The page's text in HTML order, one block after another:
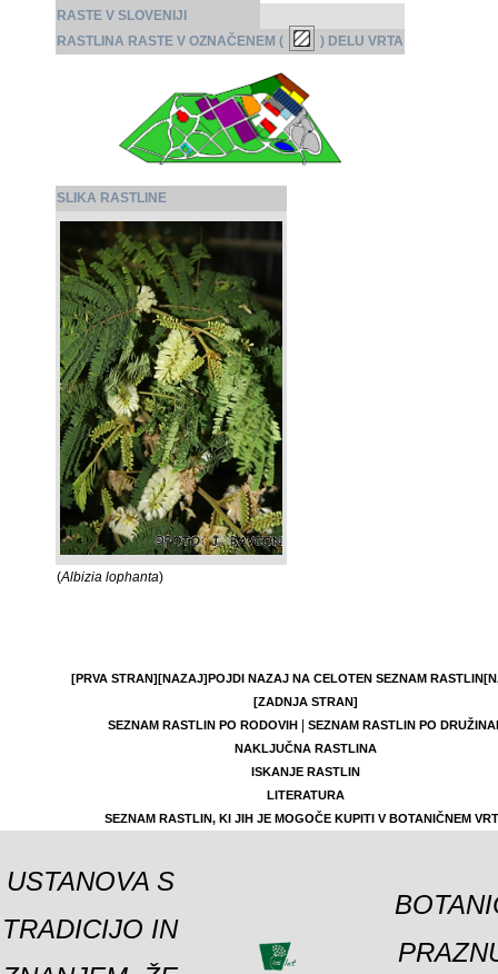
RASTE V SLOVENIJI
RASTLINA RASTE V OZNAČENEM (
) DELU VRTA
SLIKA RASTLINE
(Albizia lophanta)
[PRVA STRAN][NAZAJ]POJDI NAZAJ NA CELOTEN SEZNAM RASTLIN
[ZADNJA STRAN]
SEZNAM RASTLIN PO RODOVIH|
SEZNAM RASTLIN PO
NAKLJUČNA RASTLINA
ISKANJE RASTLIN
LITERATURA
SEZNAM RASTLIN, KI JIH JE MOGOČE KUPITI V BOTANIČNEM
USTANOVA S
TRADICIJO IN